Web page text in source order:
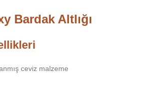
Bardak Altlığı
ceviz malzeme